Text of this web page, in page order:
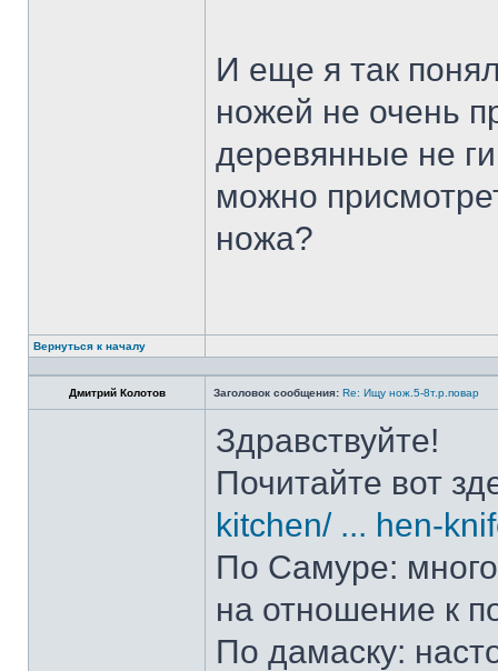
И еще я так
ножей не очень
деревянные не
можно
ножа?
Вернуться к началу
Дмитрий Колотов Заголовок сообщения: Re: Ищу нож.5-8т.р.повар
Здравствуйте!
Почитайте вот
kitchen/ ... hen-
По Самуре: много
на отношение к
По дамаску: